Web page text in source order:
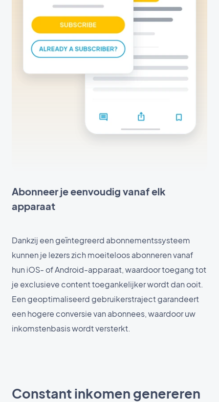
Abonneer je eenvoudig vanaf elk
apparaat
Dankzij een geïntegreerd abonnementssysteem
kunnen je lezers zich moeiteloos abonneren vanaf
hun iOS- of Android-apparaat, waardoor toegang tot
je exclusieve content toegankelijker wordt dan ooit.
Een geoptimaliseerd gebruikerstraject garandeert
een hogere conversie van abonnees, waardoor uw
inkomstenbasis wordt versterkt.
Constant inkomen genereren